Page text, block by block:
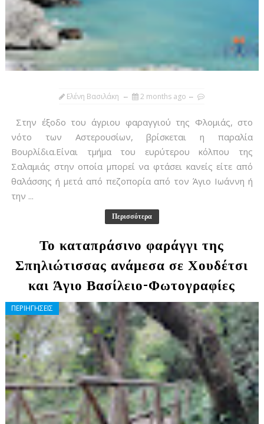
Ελένη Βασιλάκη 2 months ago
Στην έξοδο του άγριου φαραγγιού της Φλομιάς, στο
νότο των Αστερουσίων, βρίσκεται η παραλία
Βουρλίδια.Είναι τμήμα του ευρύτερου κόλπου της
Σαλαμιάς στην οποία μπορεί να φτάσει κανείς είτε από
θαλάσσης ή μετά από πεζοπορία από τον Άγιο Ιωάννη ή
την ...
Περισσότερα
Το καταπράσινο φαράγγι της
Σπηλιώτισσας ανάμεσα σε Χουδέτσι
και Άγιο Βασίλειο-Φωτογραφίες
ΠΕΡΙΗΓΗΣΕΙΣ